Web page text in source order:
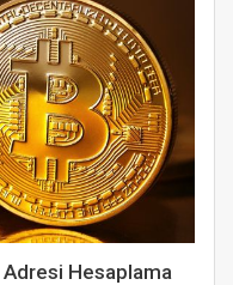
Adresi Hesaplama